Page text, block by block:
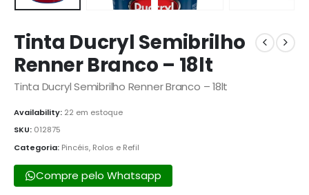
Tinta Ducryl Semibrilho
Renner Branco – 18lt
Tinta Ducryl Semibrilho Renner Branco – 18lt
Availability: 22 em estoque
SKU: 012875
Categoria: Pincéis, Rolos e Refil
Compre pelo Whatsapp